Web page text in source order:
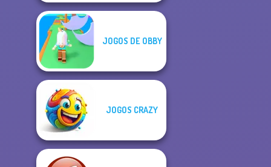
JOGOS DE OBBY
JOGOS CRAZY